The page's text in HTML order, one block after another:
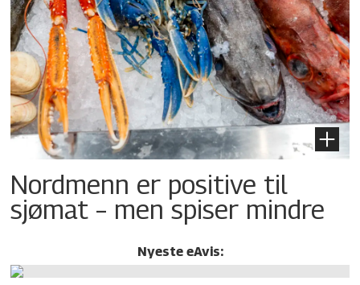
Nordmenn er positive til
sjømat – men spiser mindre
Nyeste eAvis: